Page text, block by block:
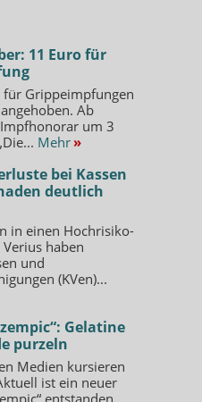
11 Euro für
für Grippeimpfungen
Ab
um 3
Mehr »
bei Kassen
deutlich
in einen Hochrisiko-
haben
und
(KVen)...
Gelatine
purzeln
Medien kursieren
ist ein neuer
entstanden.